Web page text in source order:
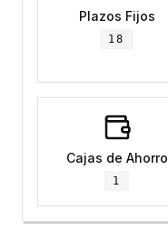
Plazos Fijos
18
Cajas de Ahorro
1